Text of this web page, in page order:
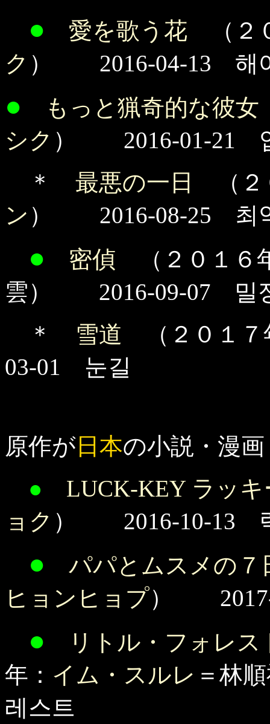
● 愛を歌う花 （２
ク ） 2016-04-13 해
● もっと猟奇的な彼女
シク ） 2016-01-21
＊ 最悪の一日
（２
ン ） 2016-08-25 최
● 密偵 （２０１６
雲） 2016-09-07 밀
＊ 雪道 （２０１７
03-01 눈길
原作が 日本の小説・漫
●
LUCK-KEY ラッキ
ョク ） 2016-10-13
●
パパとムスメの７
ヒョンヒョプ） 2017-
●
リトル・フォレ
年： イム・スルレ ＝林
레스트